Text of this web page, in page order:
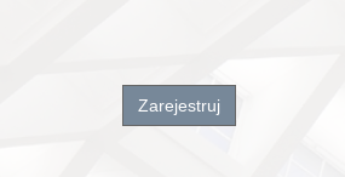
Zarejestruj